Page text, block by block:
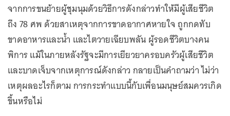
จากการขนย้ายผู้ชุมนุมด้วยวิธีการดังกล่าวทำให้มีผู้เสียชีวิต
ถึง 78 ศพ ด้วยสาเหตุจากการขาดอากาศหายใจ ถูกกดทับ
ขาดอาหารและนํ้า และไตวายเฉียบพลัน ผู้รอดชีวิตบางคน
พิการ แม้ในภายหลังรัฐจะมีการเยียวยาครอบครัวผู้เสียชีวิต
และบาดเจ็บจากเหตุการณ์ดังกล่าว กลายเป็นคำถามว่า ไม่ว่า
เหตุผลอะไรก็ตาม การกระทำแบบนี้กับเพื่อนมนุษย์สมควรเกิด
ขึ้นหรือไม่